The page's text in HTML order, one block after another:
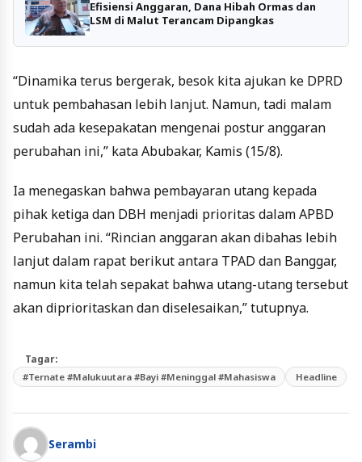
Efisiensi Anggaran, Dana Hibah Ormas dan
LSM di Malut Terancam Dipangkas
“Dinamika terus bergerak, besok kita ajukan ke DPRD
untuk pembahasan lebih lanjut. Namun, tadi malam
sudah ada kesepakatan mengenai postur anggaran
perubahan ini,” kata Abubakar, Kamis (15/8).
Ia menegaskan bahwa pembayaran utang kepada
pihak ketiga dan DBH menjadi prioritas dalam APBD
Perubahan ini. “Rincian anggaran akan dibahas lebih
lanjut dalam rapat berikut antara TPAD dan Banggar,
namun kita telah sepakat bahwa utang-utang tersebut
akan diprioritaskan dan diselesaikan,” tutupnya.
Tagar:
#Ternate #Malukuutara #Bayi #Meninggal #Mahasiswa Headline
Serambi